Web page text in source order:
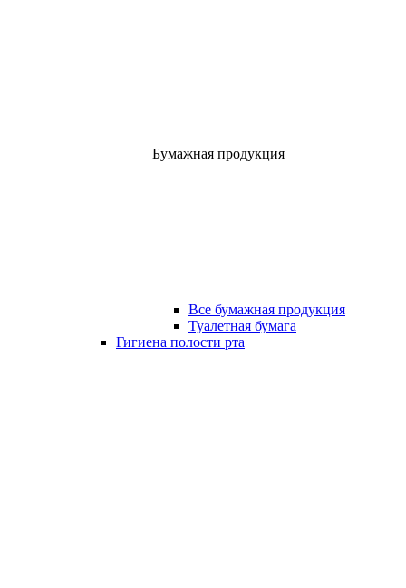
Бумажная продукция
Все бумажная продукция
Туалетная бумага
Гигиена полости рта